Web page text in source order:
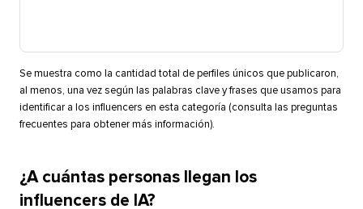
Se muestra como la cantidad total de perfiles únicos que publicaron,
al menos, una vez según las palabras clave y frases que usamos para
identificar a los influencers en esta categoría (consulta las preguntas
frecuentes para obtener más información).​​
¿A cuántas personas llegan los
influencers de IA?​​